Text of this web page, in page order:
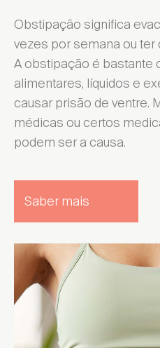
Encontrar local
Escolher Distrito ...
Encontrar local de
Obstipação significa
vezes por semana ou ter
A obstipação é bastante
alimentares, líquidos e
causar prisão de ventre.
médicas ou certos
podem ser a causa.
Saber mais